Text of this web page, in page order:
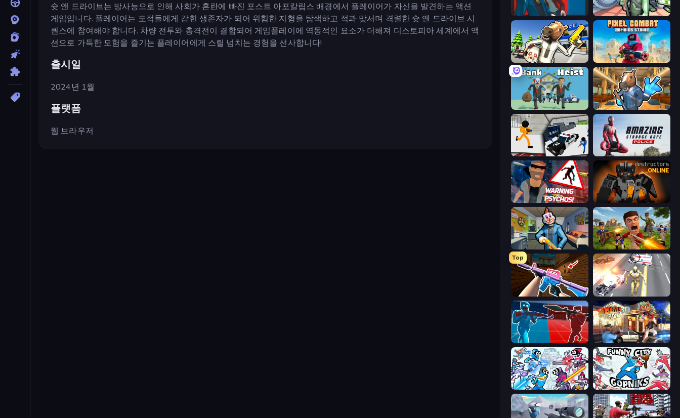
슛 앤 드라이브는 방사능으로 인해 사회가 혼란에 빠진 포스트 아포칼립스 배경에서 플레이어가 자신을 발견하는 액션
게임입니다. 플레이어는 도적들에게 갇힌 생존자가 되어 위험한 지형을 탐색하고 적과 맞서며 격렬한 슛 앤 드라이브 시
퀀스에 참여해야 합니다. 차량 전투와 총격전이 결합되어 게임플레이에 역동적인 요소가 더해져 디스토피아 세계에서 액
션으로 가득한 모험을 즐기는 플레이어에게 스릴 넘치는 경험을 선사합니다!
출시일
2024년 1월
플랫폼
웹 브라우저
Max vs Gangsters Bank Robbery
Bank Robbery: Escape Pixel Combat: Zombies Strike
Bank Heist Bank Robbery 2
Stickman Prison: Counter Assault Amazing Strange Rope Police
City of Psychos Destructors Online
Save the Hostages Redcoats.io
Top
KS Z
Battle of the Soldiers: Red vs Blue Vegas Clash 3D
Space Wars Battleground Funny City: Gopniks